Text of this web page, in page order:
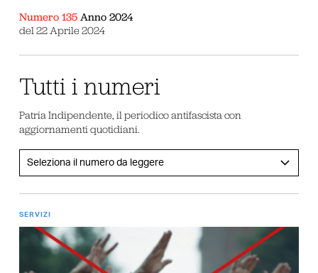
Numero 135Anno 2024
del 22 Aprile 2024
Tutti i numeri
Patria Indipendente, il periodico antifascista con
aggiornamenti quotidiani.
SERVIZI